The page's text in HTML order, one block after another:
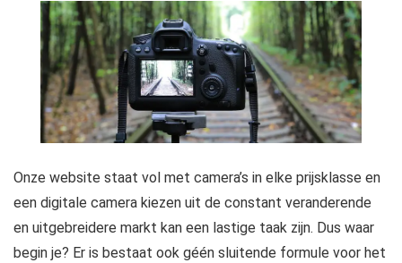
Onze website staat vol met camera’s in elke prijsklasse en
een digitale camera kiezen uit de constant veranderende
en uitgebreidere markt kan een lastige taak zijn. Dus waar
begin je? Er is bestaat ook géén sluitende formule voor het